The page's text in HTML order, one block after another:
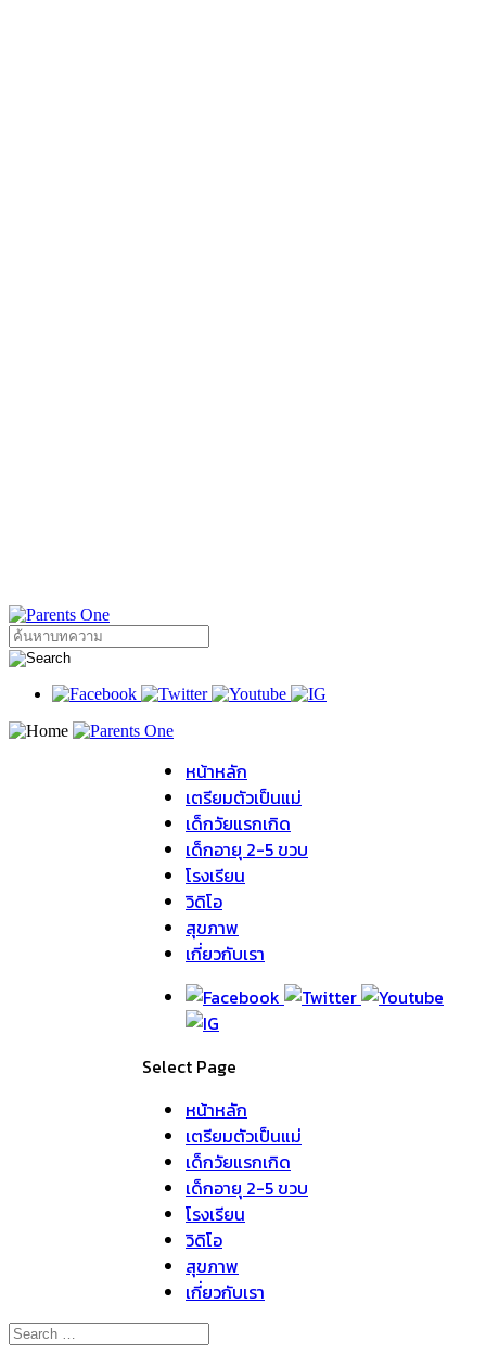
หน้าหลัก
เตรียมตัวเป็นแม่
เด็กวัยแรกเกิด
เด็กอายุ 2-5 ขวบ
โรงเรียน
วิดิโอ
สุขภาพ
เกี่ยวกับเรา
Select Page
หน้าหลัก
เตรียมตัวเป็นแม่
เด็กวัยแรกเกิด
เด็กอายุ 2-5 ขวบ
โรงเรียน
วิดิโอ
สุขภาพ
เกี่ยวกับเรา